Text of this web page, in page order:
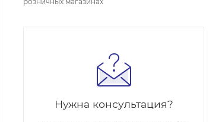
Нужна консультация?